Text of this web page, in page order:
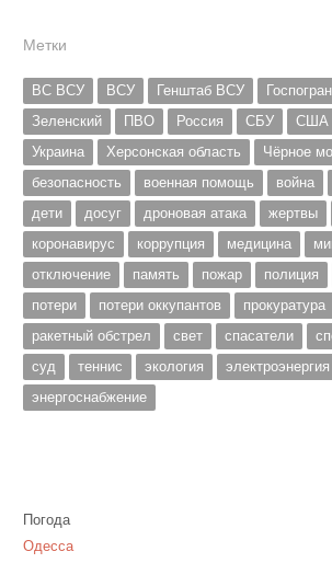
Метки
ВС ВСУ ВСУ Генштаб ВСУ
Зеленский
ПВО Россия СБУ США
Украина
Херсонская область
Чёрное
безопасность
военная помощь война
дети
досуг дроновая атака жертвы
коронавирус
коррупция медицина
отключение
память пожар полиция
потери
потери оккупантов
прокуратура
ракетный обстрел
свет спасатели
суд
теннис экология
электроэнергия
энергоснабжение
Погода
Одесса